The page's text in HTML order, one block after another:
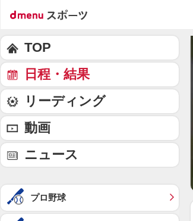
TOP
日程・結果
リーディング
動画
ニュース
プロ野球